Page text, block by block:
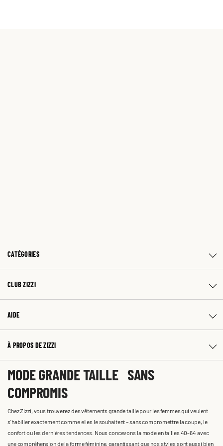
CATÉGORIES
CLUB ZIZZI
AIDE
À PROPOS DE ZIZZI
MODE GRANDE TAILLE SANS
COMPROMIS
Chez Zizzi, vous trouverez des vêtements grande taille pour les femmes qui veulent
s'habiller exactement comme elles le souhaitent – sans compromettre la coupe, le
confort ou les dernières tendances. Nous concevons la mode en tailles 40-64 avec
une compréhension de la forme féminine, garantissant que nos styles sont aussi bien